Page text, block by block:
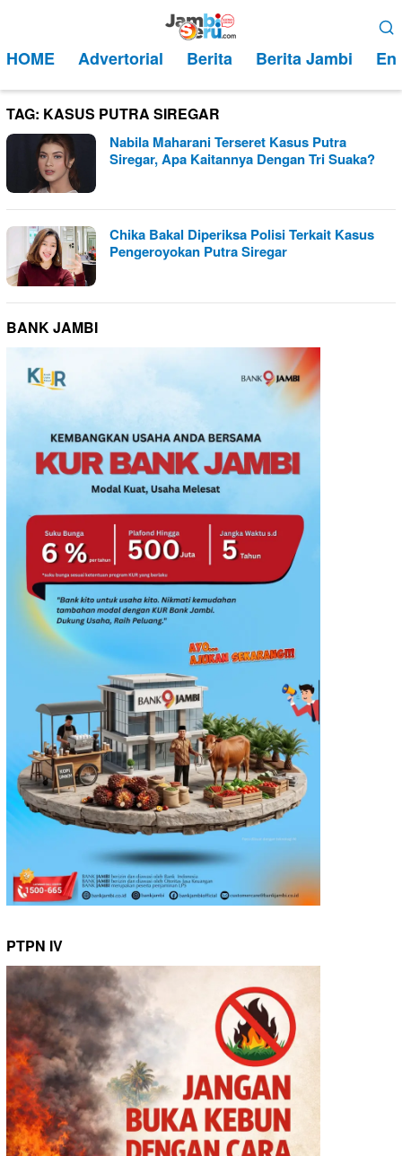
kontenMobile
HOME Advertorial Berita Berita Jambi
TAG: KASUS PUTRA SIREGAR
Nabila Maharani Terseret Kasus Putra
Siregar, Apa Kaitannya Dengan Tri Suaka?
Chika Bakal Diperiksa Polisi Terkait Kasus
Pengeroyokan Putra Siregar
BANK JAMBI
PTPN IV